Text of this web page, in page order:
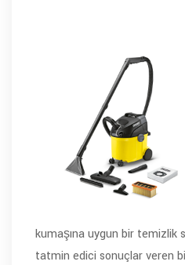
kumaşına uygun bir temizlik
tatmin edici sonuçlar veren